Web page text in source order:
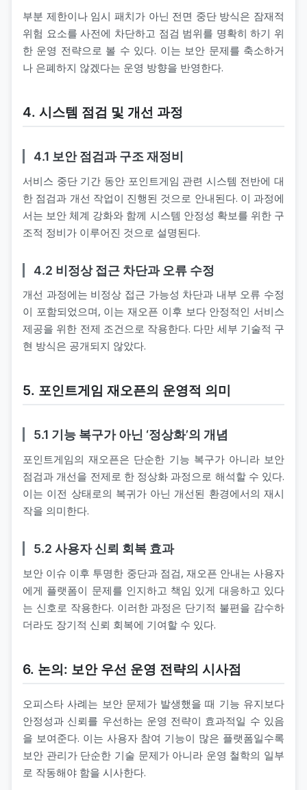
부분 제한이나 임시 패치가 아닌 전면 중단 방식은 잠재적
위험 요소를 사전에 차단하고 점검 범위를 명확히 하기 위
한 운영 전략으로 볼 수 있다. 이는 보안 문제를 축소하거
나 은폐하지 않겠다는 운영 방향을 반영한다.
4. 시스템 점검 및 개선 과정
4.1 보안 점검과 구조 재정비
서비스 중단 기간 동안 포인트게임 관련 시스템 전반에 대
한 점검과 개선 작업이 진행된 것으로 안내된다. 이 과정에
서는 보안 체계 강화와 함께 시스템 안정성 확보를 위한 구
조적 정비가 이루어진 것으로 설명된다.
4.2 비정상 접근 차단과 오류 수정
개선 과정에는 비정상 접근 가능성 차단과 내부 오류 수정
이 포함되었으며, 이는 재오픈 이후 보다 안정적인 서비스
제공을 위한 전제 조건으로 작용한다. 다만 세부 기술적 구
현 방식은 공개되지 않았다.
5. 포인트게임 재오픈의 운영적 의미
5.1 기능 복구가 아닌 ‘정상화’의 개념
포인트게임의 재오픈은 단순한 기능 복구가 아니라 보안
점검과 개선을 전제로 한 정상화 과정으로 해석할 수 있다.
이는 이전 상태로의 복귀가 아닌 개선된 환경에서의 재시
작을 의미한다.
5.2 사용자 신뢰 회복 효과
보안 이슈 이후 투명한 중단과 점검, 재오픈 안내는 사용자
에게 플랫폼이 문제를 인지하고 책임 있게 대응하고 있다
는 신호로 작용한다. 이러한 과정은 단기적 불편을 감수하
더라도 장기적 신뢰 회복에 기여할 수 있다.
6. 논의: 보안 우선 운영 전략의 시사점
오피스타 사례는 보안 문제가 발생했을 때 기능 유지보다
안정성과 신뢰를 우선하는 운영 전략이 효과적일 수 있음
을 보여준다. 이는 사용자 참여 기능이 많은 플랫폼일수록
보안 관리가 단순한 기술 문제가 아니라 운영 철학의 일부
로 작동해야 함을 시사한다.